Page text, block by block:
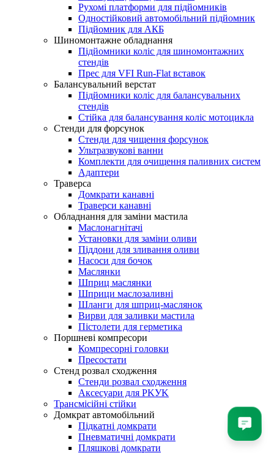
Рухомі платформи для підйомників
Одностійковий автомобільний підйомник
Підйомник для АКБ
Шиномонтажне обладнання
Підйомники коліс для шиномонтажних
стендів
Прес для VFI Run-Flat вставок
Балансувальний верстат
Підйомники коліс для балансувальних
стендів
Стійка для балансування коліс мотоцикла
Стенди для форсунок
Стенди для чищення форсунок
Ультразвукові ванни
Комплекти для очищення паливних систем
Адаптери
Траверса
Домкрати канавні
Траверси канавні
Обладнання для заміни мастила
Маслонагнітачі
Установки для заміни оливи
Піддони для зливання оливи
Насоси для бочок
Маслянки
Шприц маслянки
Шприци маслозаливні
Шланги для шприц-маслянок
Вирви для заливки мастила
Пістолети для герметика
Поршневі компресори
Компресорні головки
Пресостати
Стенд розвал сходження
Стенди розвал сходження
Аксесуари для PKУK
Трансмісійні стійки
Домкрат автомобільний
Підкатні домкрати
Пневматичні домкрати
Пляшкові домкрати